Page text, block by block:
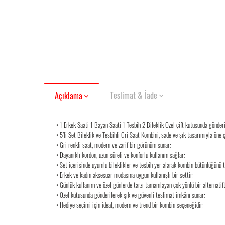
Açıklama Teslimat & İade
• 1 Erkek Saati 1 Bayan Saati 1 Tesbih 2 Bileklik Özel çift kutusunda
• 5’li Set Bileklik ve Tesbihli Gri Saat Kombini, sade ve şık tasarımıyla öne
• Gri renkli saat, modern ve zarif bir görünüm sunar;
• Dayanıklı kordon, uzun süreli ve konforlu kullanım sağlar;
• Set içerisinde uyumlu bileklikler ve tesbih yer alarak kombin bütünlüğünü
• Erkek ve kadın aksesuar modasına uygun kullanışlı bir settir;
• Günlük kullanım ve özel günlerde tarzı tamamlayan çok yönlü bir
• Özel kutusunda gönderilerek şık ve güvenli teslimat imkânı sunar;
• Hediye seçimi için ideal, modern ve trend bir kombin seçeneğidir;